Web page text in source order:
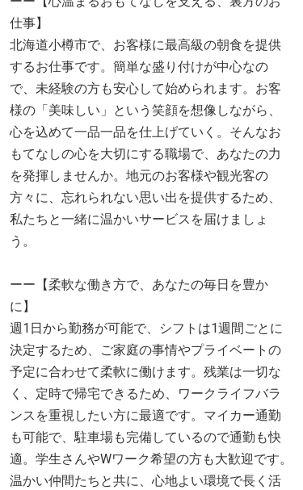
仕事】
北海道小樽市で、お客様に最高級の朝食を提供
するお仕事です。簡単な盛り付けが中心なの
で、未経験の方も安心して始められます。お客
様の「美味しい」という笑顔を想像しながら、
心を込めて一品一品を仕上げていく。そんなお
もてなしの心を大切にする職場で、あなたの力
を発揮しませんか。地元のお客様や観光客の
方々に、忘れられない思い出を提供するため、
私たちと一緒に温かいサービスを届けましょ
う。
ーー【柔軟な働き方で、あなたの毎日を豊か
に】
週1日から勤務が可能で、シフトは1週間ごとに
決定するため、ご家庭の事情やプライベートの
予定に合わせて柔軟に働けます。残業は一切な
く、定時で帰宅できるため、ワークライフバラ
ンスを重視したい方に最適です。マイカー通勤
も可能で、駐車場も完備しているので通勤も快
適。学生さんやWワーク希望の方も大歓迎です。
温かい仲間たちと共に、心地よい環境で長く活